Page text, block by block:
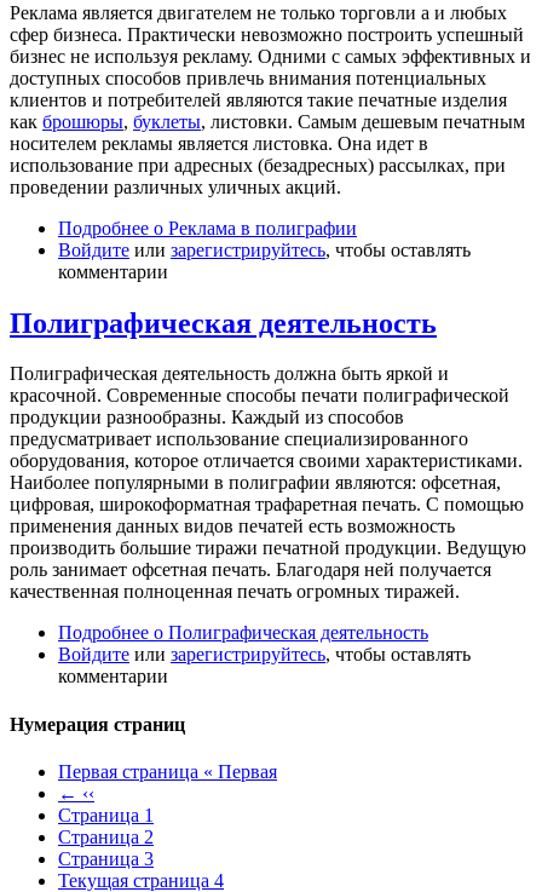
Реклама является двигателем не только торговли а и любых
сфер бизнеса. Практически невозможно построить успешный
бизнес не используя рекламу. Одними с самых эффективных и
доступных способов привлечь внимания потенциальных
клиентов и потребителей являются такие печатные изделия
как брошюры, буклеты, листовки. Самым дешевым печатным
носителем рекламы является листовка. Она идет в
использование при адресных (безадресных) рассылках, при
проведении различных уличных акций.
Подробнее о Реклама в полиграфии
Войдите или зарегистрируйтесь, чтобы оставлять
комментарии
Полиграфическая деятельность
Полиграфическая деятельность должна быть яркой и
красочной. Современные способы печати полиграфической
продукции разнообразны. Каждый из способов
предусматривает использование специализированного
оборудования, которое отличается своими характеристиками.
Наиболее популярными в полиграфии являются: офсетная,
цифровая, широкоформатная трафаретная печать. С помощью
применения данных видов печатей есть возможность
производить большие тиражи печатной продукции. Ведущую
роль занимает офсетная печать. Благодаря ней получается
качественная полноценная печать огромных тиражей.
Подробнее о Полиграфическая деятельность
Войдите или зарегистрируйтесь, чтобы оставлять
комментарии
Нумерация страниц
Первая страница « Первая
← ‹‹
Страница 1
Страница 2
Страница 3
Текущая страница 4